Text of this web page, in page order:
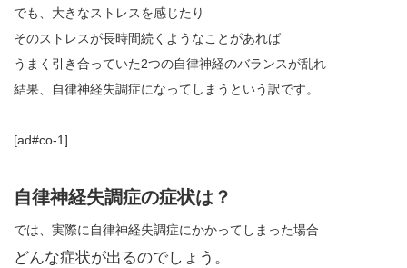
でも、大きなストレスを感じたり
そのストレスが長時間続くようなことがあれば
うまく引き合っていた2つの自律神経のバランスが乱れ
結果、自律神経失調症になってしまうという訳です。
[ad#co-1]
自律神経失調症の症状は？
では、実際に自律神経失調症にかかってしまった場合
どんな症状が出るのでしょう。